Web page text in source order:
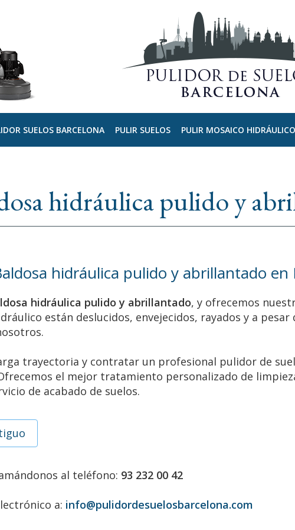
SUELOS BARCELONA PULIR SUELOS PULIR MOSAICO HIDRÁULICO
hidráulica pulido y
hidráulica pulido y abrillantado
hidráulica pulido y abrillantado, y ofrecemos
están deslucidos, envejecidos, rayados y a
trayectoria y contratar un profesional pulidor de
el mejor tratamiento personalizado de
de acabado de suelos.
al teléfono: 93 232 00 42
a: info@pulidordesuelosbarcelona.com